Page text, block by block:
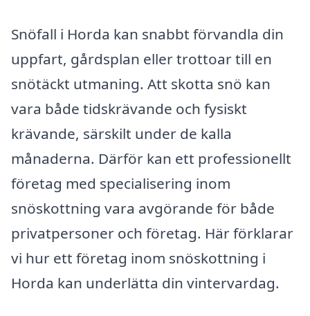
Snöfall i Horda kan snabbt förvandla din
uppfart, gårdsplan eller trottoar till en
snötäckt utmaning. Att skotta snö kan
vara både tidskrävande och fysiskt
krävande, särskilt under de kalla
månaderna. Därför kan ett professionellt
företag med specialisering inom
snöskottning vara avgörande för både
privatpersoner och företag. Här förklarar
vi hur ett företag inom snöskottning i
Horda kan underlätta din vintervardag.